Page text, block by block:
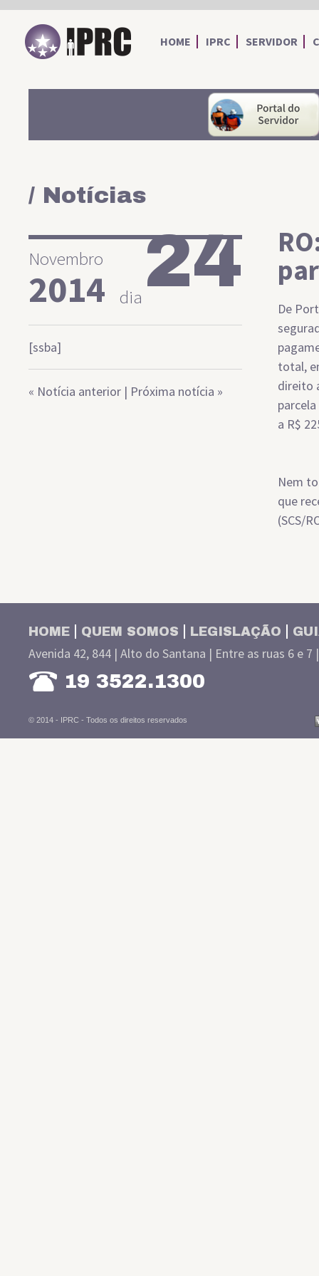
IPRC
HOME IPRC SERVIDOR
/ Notícias
Novembro
2014 dia24
[ssba]
« Notícia anterior | Próxima notícia »
De
total,
direito
a R$
Nem
que
(SCS/
HOME QUEM SOMOS LEGISLAÇÃO
Avenida 42, 844 | Alto do Santana | Entre as ruas 6 e 7
19 3522.1300
© 2014 - IPRC - Todos os direitos reservados